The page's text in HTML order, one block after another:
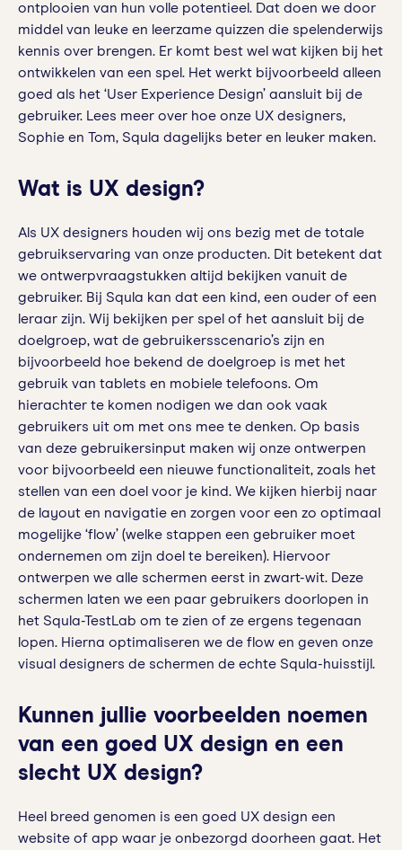
ontplooien van hun volle potentieel. Dat doen we door
middel van leuke en leerzame quizzen die spelenderwijs
kennis over brengen. Er komt best wel wat kijken bij het
ontwikkelen van een spel. Het werkt bijvoorbeeld alleen
goed als het ‘User Experience Design’ aansluit bij de
gebruiker. Lees meer over hoe onze UX designers,
Sophie en Tom, Squla dagelijks beter en leuker maken.
Wat is UX design?
Als UX designers houden wij ons bezig met de totale
gebruikservaring van onze producten. Dit betekent dat
we ontwerpvraagstukken altijd bekijken vanuit de
gebruiker. Bij Squla kan dat een kind, een ouder of een
leraar zijn. Wij bekijken per spel of het aansluit bij de
doelgroep, wat de gebruikersscenario’s zijn en
bijvoorbeeld hoe bekend de doelgroep is met het
gebruik van tablets en mobiele telefoons. Om
hierachter te komen nodigen we dan ook vaak
gebruikers uit om met ons mee te denken. Op basis
van deze gebruikersinput maken wij onze ontwerpen
voor bijvoorbeeld een nieuwe functionaliteit, zoals het
stellen van een doel voor je kind. We kijken hierbij naar
de layout en navigatie en zorgen voor een zo optimaal
mogelijke ‘flow’ (welke stappen een gebruiker moet
ondernemen om zijn doel te bereiken). Hiervoor
ontwerpen we alle schermen eerst in zwart-wit. Deze
schermen laten we een paar gebruikers doorlopen in
het Squla-TestLab om te zien of ze ergens tegenaan
lopen. Hierna optimaliseren we de flow en geven onze
visual designers de schermen de echte Squla-huisstijl.
Kunnen jullie voorbeelden noemen
van een goed UX design en een
slecht UX design?
Heel breed genomen is een goed UX design een
website of app waar je onbezorgd doorheen gaat. Het